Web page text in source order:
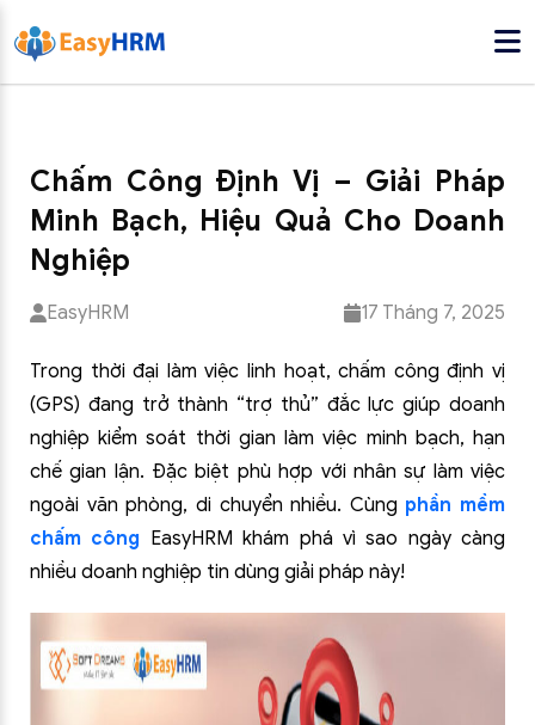
Chấm Công Định Vị – Giải Pháp
Minh Bạch, Hiệu Quả Cho Doanh
Nghiệp
EasyHRM 17 Tháng 7, 2025
Trong thời đại làm việc linh hoạt, chấm công định vị
(GPS) đang trở thành “trợ thủ” đắc lực giúp doanh
nghiệp kiểm soát thời gian làm việc minh bạch, hạn
chế gian lận. Đặc biệt phù hợp với nhân sự làm việc
ngoài văn phòng, di chuyển nhiều. Cùng phần mềm
chấm công EasyHRM khám phá vì sao ngày càng
nhiều doanh nghiệp tin dùng giải pháp này!